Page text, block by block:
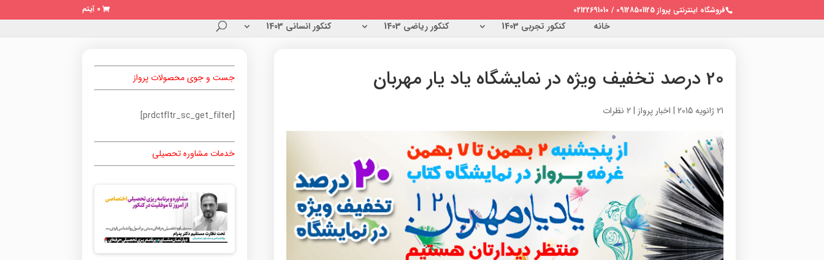
فروشگاه اینترنتی پرواز 09128501125 / 02122691010 0 آیتم
خانه کنکور تجربی 1403 کنکور ریاضی 1403 کنکور انسانی 1403
20 درصد تخفیف ویژه در نمایشگاه یاد یار مهربان
21 ژانویه 2015 | اخبار پرواز |2 نظرات
جست و جوی محصولات پرواز
[prdctfltr_sc_get_filter]
خدمات مشاوره تحصیلی